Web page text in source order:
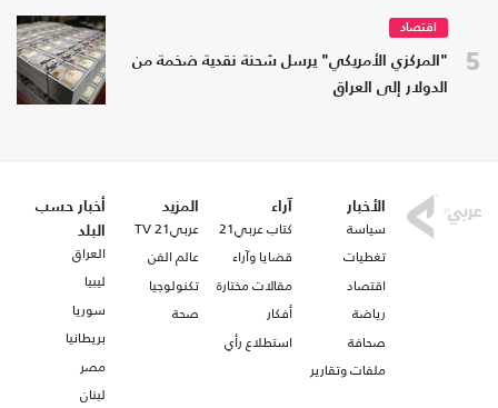
5
اقتصاد
"المركزي الأمريكي" يرسل شحنة نقدية ضخمة من
الدولار إلى العراق
الأخبار
سياسة
تغطيات
اقتصاد
رياضة
صحافة
ملفات وتقارير
آراء
كتاب عربي21
قضايا وآراء
مقالات مختارة
أفكار
استطلاع رأي
المزيد
عربي21 TV
عالم الفن
تكنولوجيا
صحة
أخبار حسب
البلد
العراق
ليبيا
سوريا
بريطانيا
مصر
لبنان